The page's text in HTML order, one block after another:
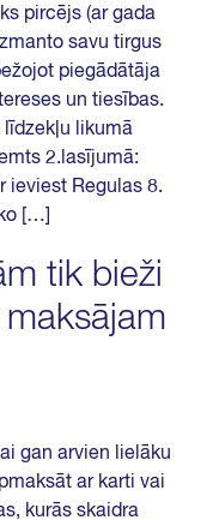
pircējs (ar gada
savu tirgus
piegādātāja
un tiesības.
līdzekļu likumā
2.lasījumā:
ieviest Regulas 8.
[…]
tik bieži
gan arvien lielāku
ar karti vai
kurās skaidra